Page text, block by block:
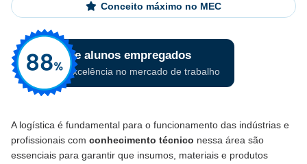
Conceito máximo no MEC
A logística é fundamental para o funcionamento das indústrias e
profissionais com conhecimento técnico nessa área são
essenciais para garantir que insumos, materiais e produtos